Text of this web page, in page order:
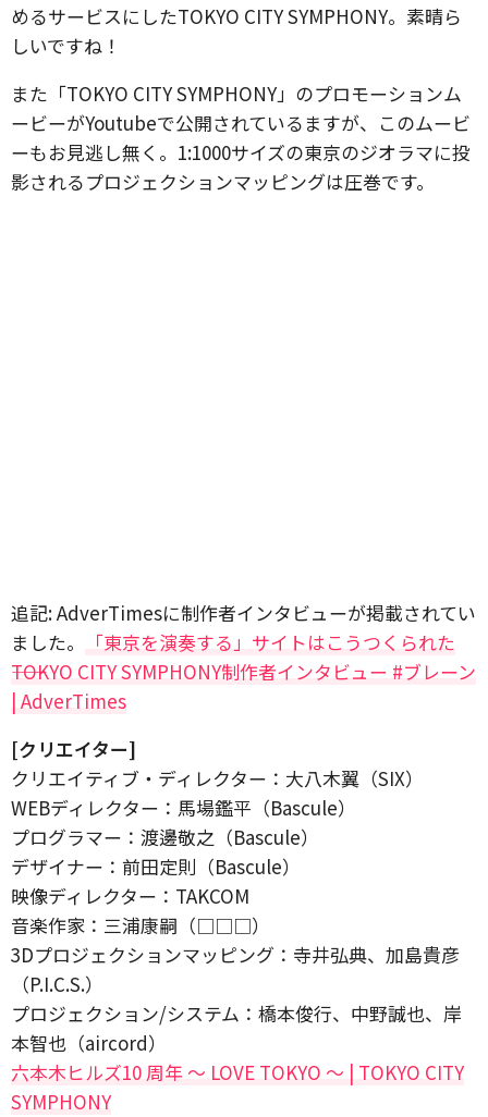
めるサービスにしたTOKYO CITY SYMPHONY。素晴ら
しいですね！
また「TOKYO CITY SYMPHONY」のプロモーションム
ービーがYoutubeで公開されているますが、このムービ
ーもお見逃し無く。1:1000サイズの東京のジオラマに投
影されるプロジェクションマッピングは圧巻です。
追記: AdverTimesに制作者インタビューが掲載されてい
ました。
「東京を演奏する」サイトはこうつくられた
――TOKYO CITY SYMPHONY制作者インタビュー #ブレーン
| AdverTimes
[クリエイター]
クリエイティブ・ディレクター：大八木翼（SIX）
WEBディレクター：馬場鑑平（Bascule）
プログラマー：渡邊敬之（Bascule）
デザイナー：前田定則（Bascule）
映像ディレクター：TAKCOM
音楽作家：三浦康嗣（□□□）
3Dプロジェクションマッピング：寺井弘典、加島貴彦
（P.I.C.S.）
プロジェクション/システム：橋本俊行、中野誠也、岸
本智也（aircord）
六本木ヒルズ10 周年 ～ LOVE TOKYO ～ | TOKYO CITY
SYMPHONY